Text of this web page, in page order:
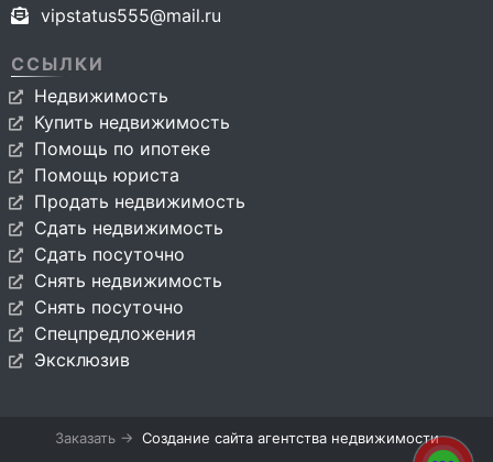
vipstatus555@mail.ru
ССЫЛКИ
Недвижимость
Купить недвижимость
Помощь по ипотеке
Помощь юриста
Продать недвижимость
Сдать недвижимость
Сдать посуточно
Снять недвижимость
Снять посуточно
Спецпредложения
Эксклюзив
Заказать → Создание сайта агентства недвижимости